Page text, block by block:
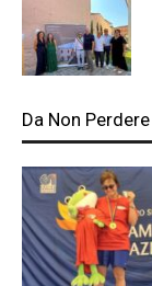
Da Non Perdere